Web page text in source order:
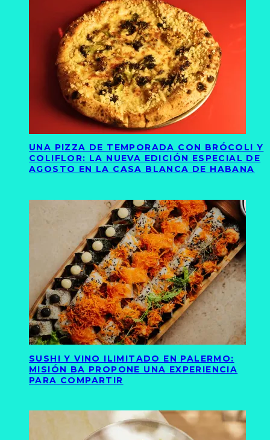
UNA PIZZA DE TEMPORADA CON BRÓCOLI Y
COLIFLOR: LA NUEVA EDICIÓN ESPECIAL DE
AGOSTO EN LA CASA BLANCA DE HABANA
SUSHI Y VINO ILIMITADO EN PALERMO:
MISIÓN BA PROPONE UNA EXPERIENCIA
PARA COMPARTIR